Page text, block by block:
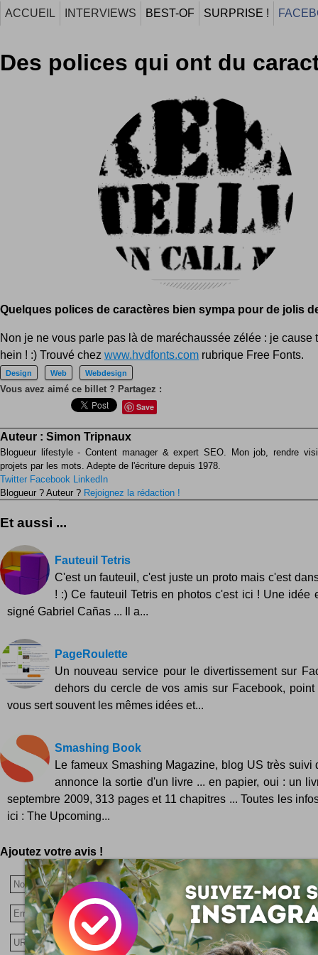
ACCUEIL INTERVIEWS BEST-OF SURPRISE !
Des polices qui ont du
Quelques polices de caractères bien sympa pour de jolis
Non je ne vous parle pas là de maréchaussée zélée : je cause
hein ! :) Trouvé chez www.hvdfonts.com rubrique Free Fonts.
Design Web Webdesign
Vous avez aimé ce billet ? Partagez :
Save
Auteur : Simon Tripnaux
Blogueur lifestyle - Content manager & expert SEO. Mon job, rendre
projets par les mots. Adepte de l'écriture depuis 1978.
Twitter Facebook LinkedIn
Blogueur ? Auteur ? Rejoignez la rédaction !
Et aussi ...
Fauteuil Tetris
C'est un fauteuil, c'est juste un proto mais c'est
! :) Ce fauteuil Tetris en photos c'est ici ! Une idée
signé Gabriel Cañas ... Il a...
PageRoulette
Un nouveau service pour le divertissement sur
dehors du cercle de vos amis sur Facebook,
vous sert souvent les mêmes idées et...
Smashing Book
Le fameux Smashing Magazine, blog US très suivi
annonce la sortie d'un livre ... en papier, oui : un
septembre 2009, 313 pages et 11 chapitres ... Toutes les
ici : The Upcoming...
Ajoutez votre avis !